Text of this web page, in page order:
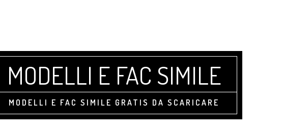
MODELLI E FAC SIMILE
MODELLI E FAC SIMILE GRATIS DA SCARICARE